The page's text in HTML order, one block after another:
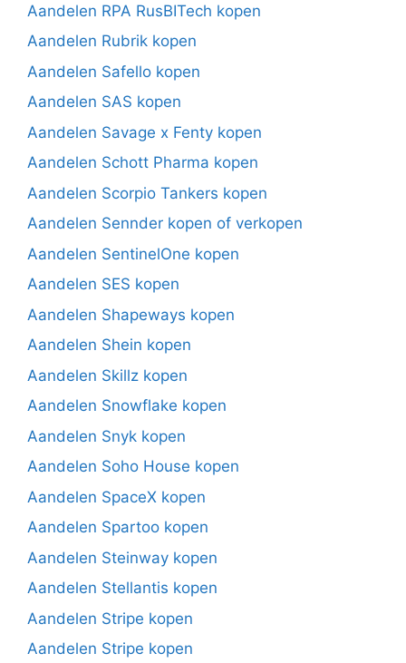
Aandelen RPA RusBITech kopen
Aandelen Rubrik kopen
Aandelen Safello kopen
Aandelen SAS kopen
Aandelen Savage x Fenty kopen
Aandelen Schott Pharma kopen
Aandelen Scorpio Tankers kopen
Aandelen Sennder kopen of verkopen
Aandelen SentinelOne kopen
Aandelen SES kopen
Aandelen Shapeways kopen
Aandelen Shein kopen
Aandelen Skillz kopen
Aandelen Snowflake kopen
Aandelen Snyk kopen
Aandelen Soho House kopen
Aandelen SpaceX kopen
Aandelen Spartoo kopen
Aandelen Steinway kopen
Aandelen Stellantis kopen
Aandelen Stripe kopen
Aandelen Stripe kopen